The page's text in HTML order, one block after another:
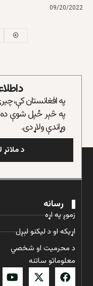
09/20/2022
د
په افغانستان کې،
په څېر ځپل شوې
وړاندې ولاړ دی.
د
رسانه
زموږ په اړه
اړیکه او د لیکنو لېږل
د محرمیت او شخصي
معلوماتو ساتنه